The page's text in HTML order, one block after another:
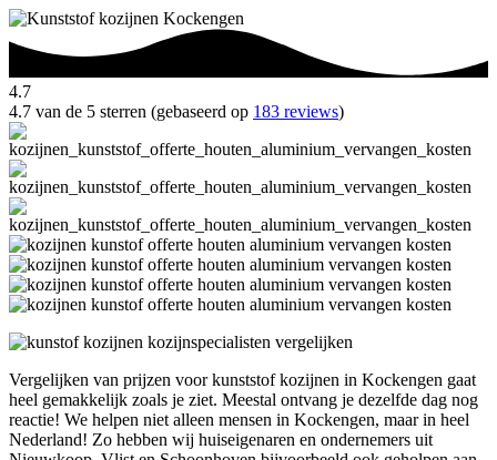
4.7
4.7 van de 5 sterren (gebaseerd op 183 reviews)
Vergelijken van prijzen voor kunststof kozijnen in Kockengen gaat
heel gemakkelijk zoals je ziet. Meestal ontvang je dezelfde dag nog
reactie! We helpen niet alleen mensen in Kockengen, maar in heel
Nederland! Zo hebben wij huiseigenaren en ondernemers uit